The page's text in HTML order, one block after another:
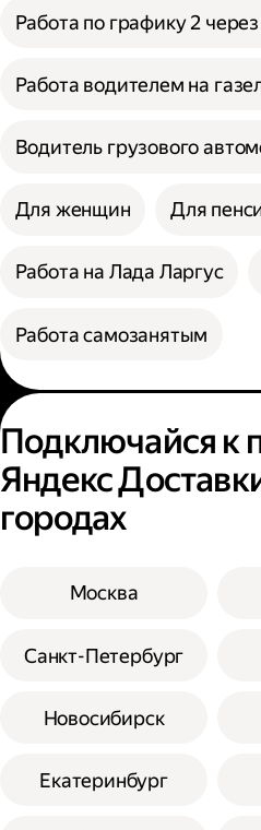
Работа по графику 2
Работа водителем на
Водитель грузового
Для женщин Для
Работа на Лада Ларгус
Работа самозанятым
Подключайся к
Яндекс
городах
Москва
Санкт-Петербург
Новосибирск
Екатеринбург